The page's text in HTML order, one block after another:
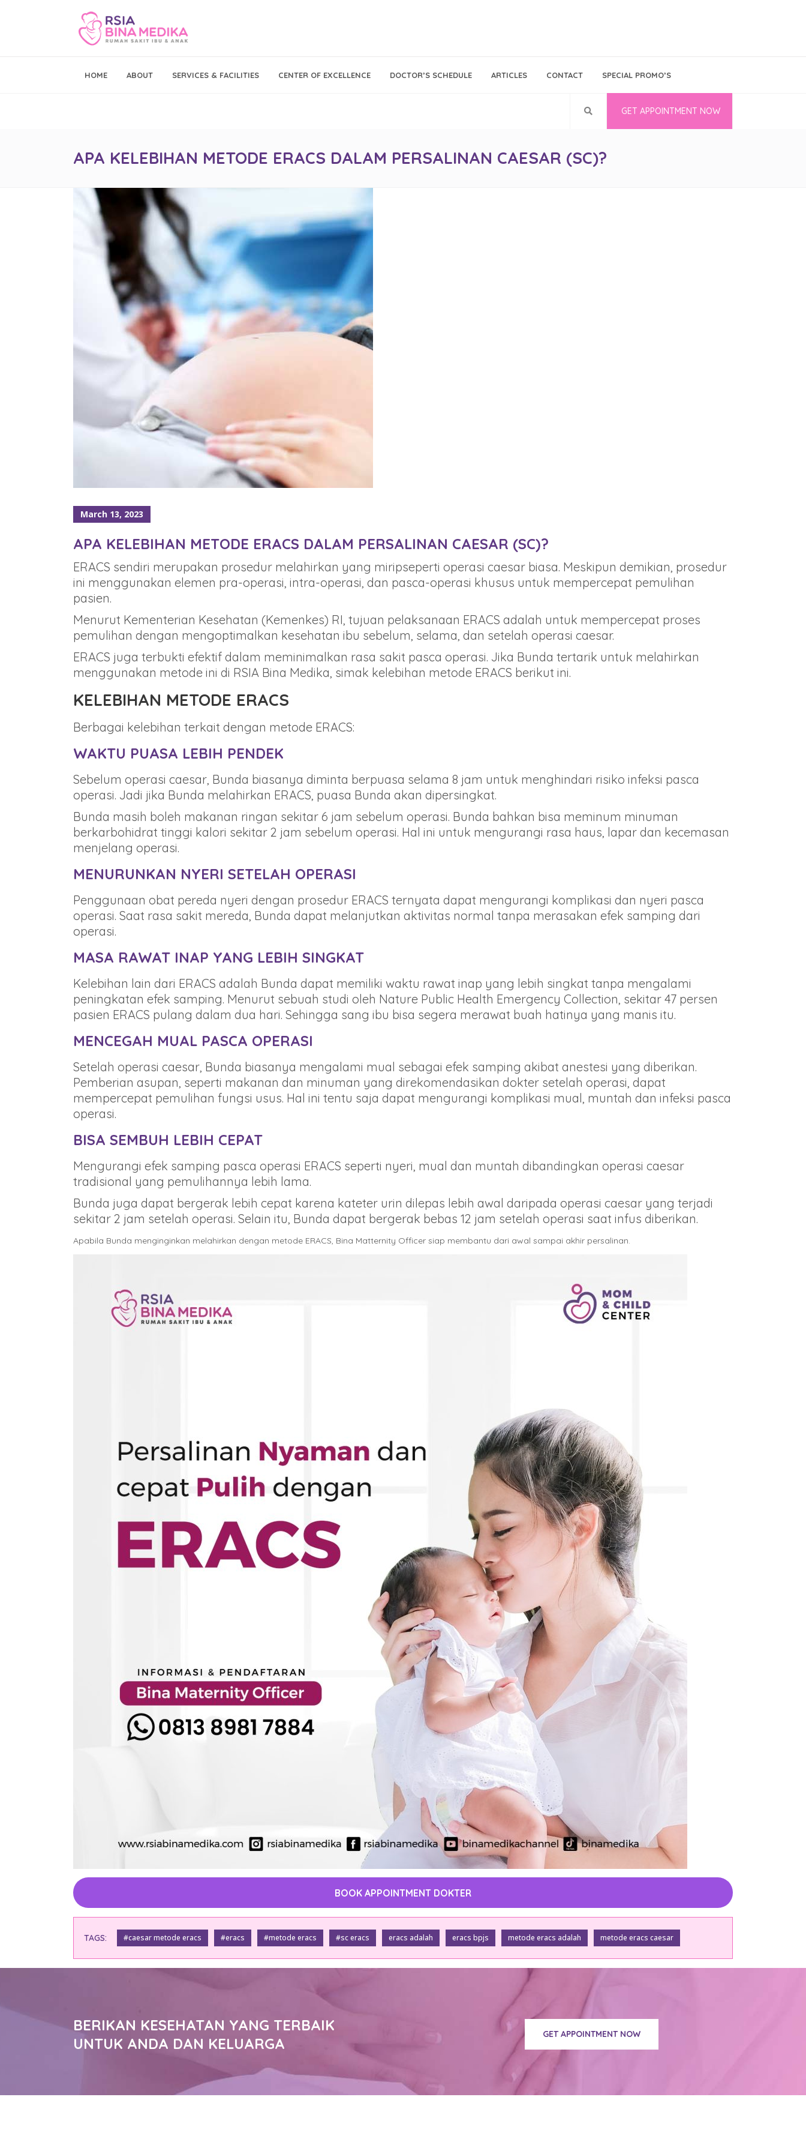
Emergency Call
Call Center
Klinik
Bina Medika
Follow Us
HOME ABOUT SERVICES & FACILITIES CENTER OF EXCELLENCE DOCTOR’S SCHEDULE ARTICLES CONTACT SPECIAL PROMO’S
GET APPOINTMENT NOW
APA KELEBIHAN METODE ERACS DALAM PERSALINAN CAESAR (SC)?
March 13, 2023
APA KELEBIHAN METODE ERACS DALAM PERSALINAN CAESAR (SC)?
ERACS sendiri merupakan prosedur melahirkan yang miripseperti operasi caesar biasa. Meskipun demikian, prosedur
ini menggunakan elemen pra-operasi, intra-operasi, dan pasca-operasi khusus untuk mempercepat pemulihan
pasien.
Menurut Kementerian Kesehatan (Kemenkes) RI, tujuan pelaksanaan ERACS adalah untuk mempercepat proses
pemulihan dengan mengoptimalkan kesehatan ibu sebelum, selama, dan setelah operasi caesar.
ERACS juga terbukti efektif dalam meminimalkan rasa sakit pasca operasi. Jika Bunda tertarik untuk melahirkan
menggunakan metode ini di RSIA Bina Medika, simak kelebihan metode ERACS berikut ini.
KELEBIHAN METODE ERACS
Berbagai kelebihan terkait dengan metode ERACS:
WAKTU PUASA LEBIH PENDEK
Sebelum operasi caesar, Bunda biasanya diminta berpuasa selama 8 jam untuk menghindari risiko infeksi pasca
operasi. Jadi jika Bunda melahirkan ERACS, puasa Bunda akan dipersingkat.
Bunda masih boleh makanan ringan sekitar 6 jam sebelum operasi. Bunda bahkan bisa meminum minuman
berkarbohidrat tinggi kalori sekitar 2 jam sebelum operasi. Hal ini untuk mengurangi rasa haus, lapar dan kecemasan
menjelang operasi.
MENURUNKAN NYERI SETELAH OPERASI
Penggunaan obat pereda nyeri dengan prosedur ERACS ternyata dapat mengurangi komplikasi dan nyeri pasca
operasi. Saat rasa sakit mereda, Bunda dapat melanjutkan aktivitas normal tanpa merasakan efek samping dari
operasi.
MASA RAWAT INAP YANG LEBIH SINGKAT
Kelebihan lain dari ERACS adalah Bunda dapat memiliki waktu rawat inap yang lebih singkat tanpa mengalami
peningkatan efek samping. Menurut sebuah studi oleh Nature Public Health Emergency Collection, sekitar 47 persen
pasien ERACS pulang dalam dua hari. Sehingga sang ibu bisa segera merawat buah hatinya yang manis itu.
MENCEGAH MUAL PASCA OPERASI
Setelah operasi caesar, Bunda biasanya mengalami mual sebagai efek samping akibat anestesi yang diberikan.
Pemberian asupan, seperti makanan dan minuman yang direkomendasikan dokter setelah operasi, dapat
mempercepat pemulihan fungsi usus. Hal ini tentu saja dapat mengurangi komplikasi mual, muntah dan infeksi pasca
operasi.
BISA SEMBUH LEBIH CEPAT
Mengurangi efek samping pasca operasi ERACS seperti nyeri, mual dan muntah dibandingkan operasi caesar
tradisional yang pemulihannya lebih lama.
Bunda juga dapat bergerak lebih cepat karena kateter urin dilepas lebih awal daripada operasi caesar yang terjadi
sekitar 2 jam setelah operasi. Selain itu, Bunda dapat bergerak bebas 12 jam setelah operasi saat infus diberikan.
Apabila Bunda menginginkan melahirkan dengan metode ERACS, Bina Matternity Officer siap membantu dari awal sampai akhir persalinan.
BOOK APPOINTMENT DOKTER
TAGS: #caesar metode eracs #eracs #metode eracs #sc eracs eracs adalah eracs bpjs metode eracs adalah metode eracs caesar
BERIKAN KESEHATAN YANG TERBAIK
UNTUK ANDA DAN KELUARGA
GET APPOINTMENT NOW